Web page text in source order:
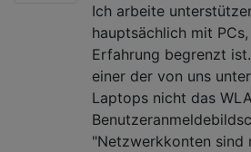
Ich arbeite
hauptsächlich mit
Erfahrung begrenzt
einer der von uns
Laptops nicht das
"Netzwerkkonten sind